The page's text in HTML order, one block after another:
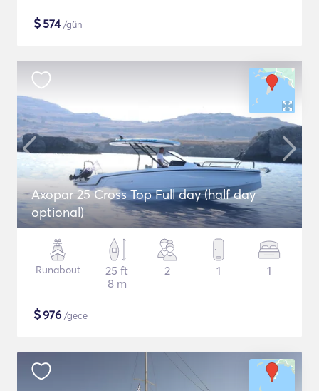
$574/gün
Axopar 25 Cross Top Full day (half day
optional)
Runabout
25 ft
8 m
2 1 1
$976 /gece